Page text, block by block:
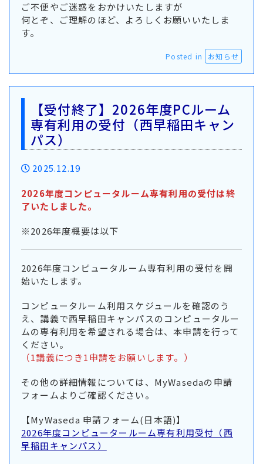
ご不便やご迷惑をおかけいたしますが
何とぞ、ご理解のほど、よろしくお願いいたしま
す。
Posted in お知らせ
【受付終了】2026年度PCルーム
専有利用の受付（西早稲田キャン
パス）
2025.12.19
2026年度コンピュータルーム専有利用の受付は終
了いたしました。
※2026年度概要は以下
2026年度コンピュータルーム専有利用の受付を開
始いたします。
コンピュータルーム利用スケジュールを確認のう
え、講義で西早稲田キャンパスのコンピュータルー
ムの専有利用を希望される場合は、本申請を行って
ください。
（1講義につき1申請をお願いします。）
その他の詳細情報については、MyWasedaの申請
フォームよりご確認ください。
【MyWaseda 申請フォーム(日本語)】
2026年度コンピュータールーム専有利用受付（西
早稲田キャンパス）